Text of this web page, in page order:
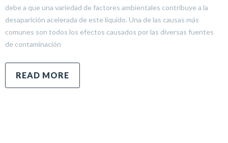
debe a que una variedad de factores ambientales contribuye a la
desaparición acelerada de este líquido. Una de las causas más
comunes son todos los efectos causados ​​por las diversas fuentes
de contaminación
READ MORE